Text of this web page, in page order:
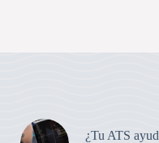
¿Tu ATS